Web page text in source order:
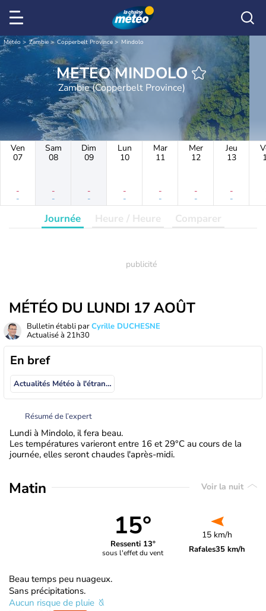
Météo Zambie Copperbelt Province Mindolo
METEO MINDOLO
Zambie (Copperbelt Province)
Ven
07
-
-
Sam
08
-
-
Dim
09
-
-
Lun
10
-
-
Mar
11
-
-
Mer
12
-
-
Jeu
13
-
-
Journée Heure / Heure Comparer
MÉTÉO DU LUNDI 17 AOÛT
Bulletin établi parCyrille DUCHESNE
Actualisé à 21h30
En bref
Actualités Météo à l'étranger
Résumé de l’expert
Lundi à Mindolo, il fera beau.
Les températures varieront entre 16 et 29°C au cours de la
journée, elles seront chaudes l'après-midi.
Matin Voir la nuit
15°
Ressenti 13°
sous l'effet du vent
15 km/h
Rafales35 km/h
Beau temps peu nuageux.
Sans précipitations.
Aucun risque de pluie